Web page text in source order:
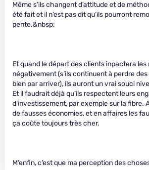
Même s’ils changent d’attitude et de
été fait et il n’est pas dit qu’ils pourront
pente.&nbsp;
Et quand le départ des clients inpactera les
négativement (s’ils continuent à perdre
bien par arriver), ils auront un vrai souci
Et il faudrait déjà qu’ils respectent leurs
d’investissement, par exemple sur la fibre.
de fausses économies, et en affaires les
ça coûte toujours très cher.
M’enfin, c’est que ma perception des